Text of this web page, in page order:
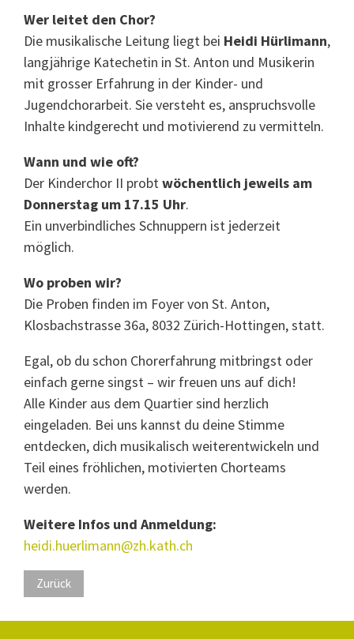
Wer leitet den Chor?
Die musikalische Leitung liegt bei Heidi Hürlimann,
langjährige Katechetin in St. Anton und Musikerin
mit grosser Erfahrung in der Kinder- und
Jugendchorarbeit. Sie versteht es, anspruchsvolle
Inhalte kindgerecht und motivierend zu vermitteln.
Wann und wie oft?
Der Kinderchor II probtwöchentlich jeweils am
Donnerstag um 17.15 Uhr.
Ein unverbindliches Schnuppern ist jederzeit
möglich.
Wo proben wir?
Die Proben finden im Foyer von St. Anton,
Klosbachstrasse 36a, 8032 Zürich-Hottingen, statt.
Egal, ob du schon Chorerfahrung mitbringst oder
einfach gerne singst – wir freuen uns auf dich!
Alle Kinder aus dem Quartier sind herzlich
eingeladen. Bei uns kannst du deine Stimme
entdecken, dich musikalisch weiterentwickeln und
Teil eines fröhlichen, motivierten Chorteams
werden.
Weitere Infos und Anmeldung:
heidi.huerlimann@zh.kath.ch
Zurück